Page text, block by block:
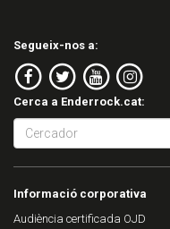
Segueix-nos a:
Cerca a Enderrock.cat:
Informació corporativa
Audiència certificada OJD